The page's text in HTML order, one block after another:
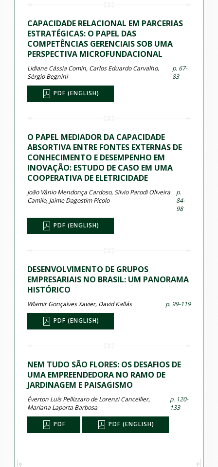
CAPACIDADE RELACIONAL EM PARCERIAS
ESTRATÉGICAS: O PAPEL DAS
COMPETÊNCIAS GERENCIAIS SOB UMA
PERSPECTIVA MICROFUNDACIONAL
Lidiane Cássia Comin, Carlos Eduardo Carvalho,
Sérgio Begnini
p. 67-
83
PDF (ENGLISH)
O PAPEL MEDIADOR DA CAPACIDADE
ABSORTIVA ENTRE FONTES EXTERNAS DE
CONHECIMENTO E DESEMPENHO EM
INOVAÇÃO: ESTUDO DE CASO EM UMA
COOPERATIVA DE ELETRICIDADE
João Vânio Mendonça Cardoso, Silvio Parodi Oliveira
Camilo, Jaime Dagostim Picolo
p.
84-
98
PDF (ENGLISH)
DESENVOLVIMENTO DE GRUPOS
EMPRESARIAIS NO BRASIL: UM PANORAMA
HISTÓRICO
Wlamir Gonçalves Xavier, David Kallás p. 99-119
PDF (ENGLISH)
NEM TUDO SÃO FLORES: OS DESAFIOS DE
UMA EMPREENDEDORA NO RAMO DE
JARDINAGEM E PAISAGISMO
Éverton Luís Pellizzaro de Lorenzi Cancellier,
Mariana Laporta Barbosa
p. 120-
133
PDF PDF (ENGLISH)